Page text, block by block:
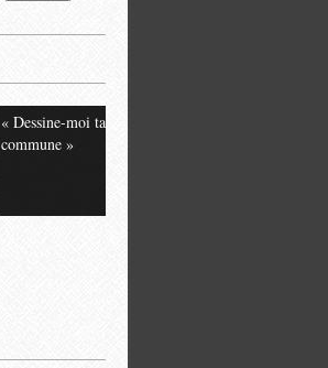
« Dessine-moi ta
commune »